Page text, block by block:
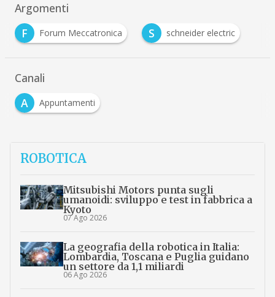
Argomenti
F
Forum Meccatronica S schneider electric
Canali
A
Appuntamenti
ROBOTICA
Mitsubishi Motors punta sugli
umanoidi: sviluppo e test in fabbrica a
Kyoto
07 Ago 2026
La geografia della robotica in Italia:
Lombardia, Toscana e Puglia guidano
un settore da 1,1 miliardi
06 Ago 2026